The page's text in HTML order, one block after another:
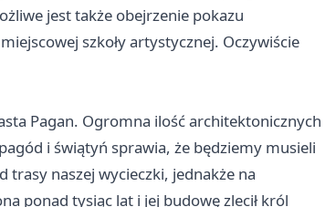
jest także obejrzenie pokazu
szkoły artystycznej. Oczywiście
Pagan. Ogromna ilość architektonicznych
i świątyń sprawia, że będziemy musieli
naszej wycieczki, jednakże na
ponad tysiąc lat i jej budowę zlecił król